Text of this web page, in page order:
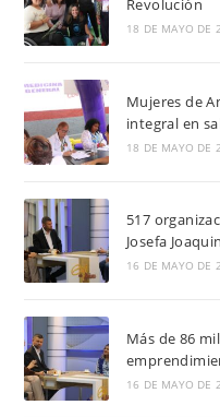
Revolución
18 DE MAYO DE
Mujeres de
integral en
18 DE MAYO DE
517
Josefa
16 DE MAYO DE
Más de 86
16 DE MAYO DE